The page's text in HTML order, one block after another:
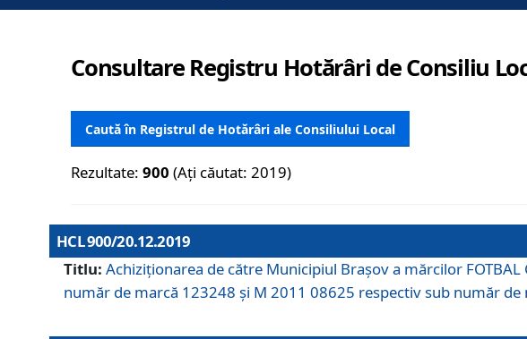
Consultare Registru Hotărâri de Consiliu
Caută în Registrul de Hotărâri ale Consiliului Local
Rezultate:900 (Ați căutat: 2019)
HCL 900/20.12.2019
Titlu: Achiziționarea de către Municipiul Brașov a mărcilor
număr de marcă 123248 și M 2011 08625 respectiv sub număr de